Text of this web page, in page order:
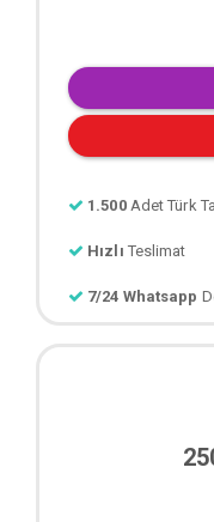
1.500 Adet Türk
Hızlı Teslimat
7/24 Whatsapp